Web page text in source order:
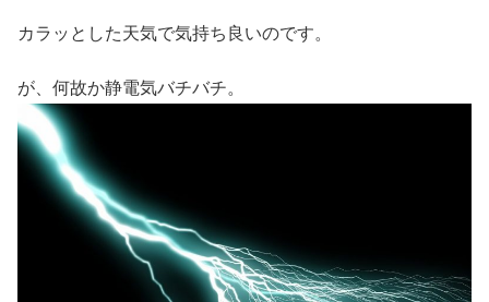
カラッとした天気で気持ち良いのです。
が、何故か静電気バチバチ。